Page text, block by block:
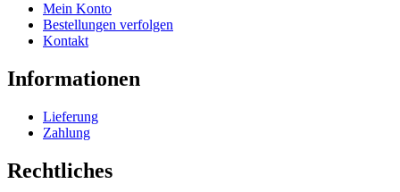
Mein Konto
Bestellungen verfolgen
Kontakt
Informationen
Lieferung
Zahlung
Rechtliches